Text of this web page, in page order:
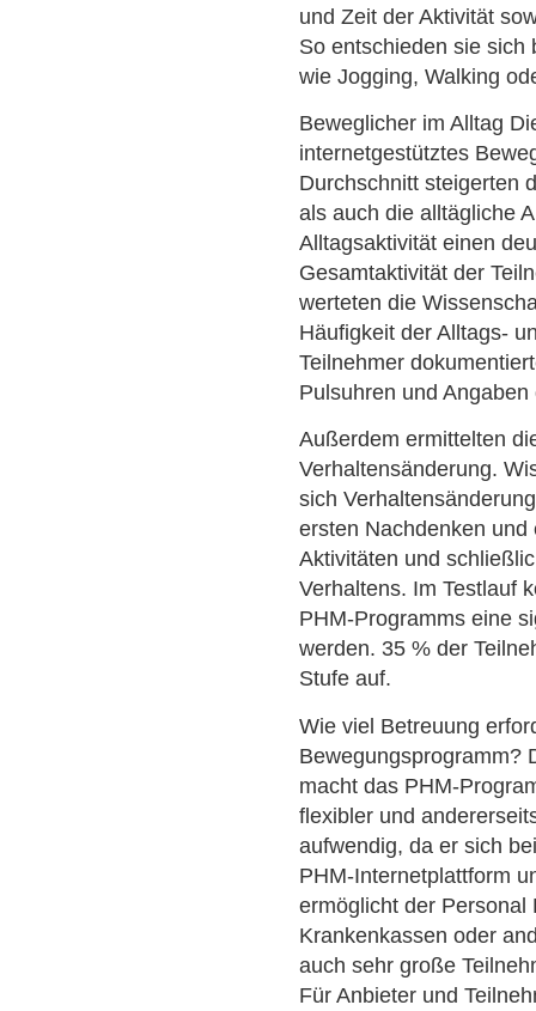
und Zeit der Aktivität
So entschieden sie sich
wie Jogging, Walking
Beweglicher im Alltag
internetgestütztes
Durchschnitt steigerten
als auch die alltägliche
Alltagsaktivität einen
Gesamtaktivität der
werteten die
Häufigkeit der Alltags-
Teilnehmer
Pulsuhren und Angaben
Außerdem ermittelten
Verhaltensänderung.
sich
ersten Nachdenken
Aktivitäten und
Verhaltens. Im Testlauf
PHM-Programms eine
werden. 35 % der
Stufe auf.
Wie viel Betreuung
Bewegungsprogramm?
macht das PHM-
flexibler und
aufwendig, da er sich
PHM-Internetplattform
ermöglicht der
Krankenkassen oder
auch sehr große
Für Anbieter und